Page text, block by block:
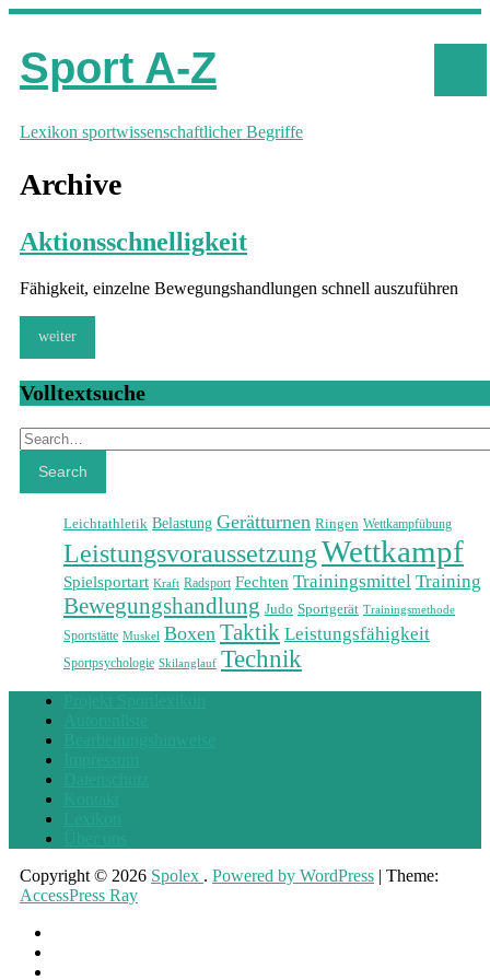
Sport A-Z
Lexikon sportwissenschaftlicher Begriffe
Archive
Aktionsschnelligkeit
Fähigkeit, einzelne Bewegungshandlungen schnell auszuführen
weiter
Volltextsuche
Search
Search
Leichtathletik Belastung Gerätturnen Ringen Wettkampfübung
LeistungsvoraussetzungWettkampf
Spielsportart Kraft Radsport Fechten Trainingsmittel Training
Bewegungshandlung Judo Sportgerät Trainingsmethode
Sportstätte Muskel Boxen Taktik Leistungsfähigkeit
Sportpsychologie Skilanglauf Technik
Copyright © 2026 Spolex . Powered by WordPress | Theme:
AccessPress Ray